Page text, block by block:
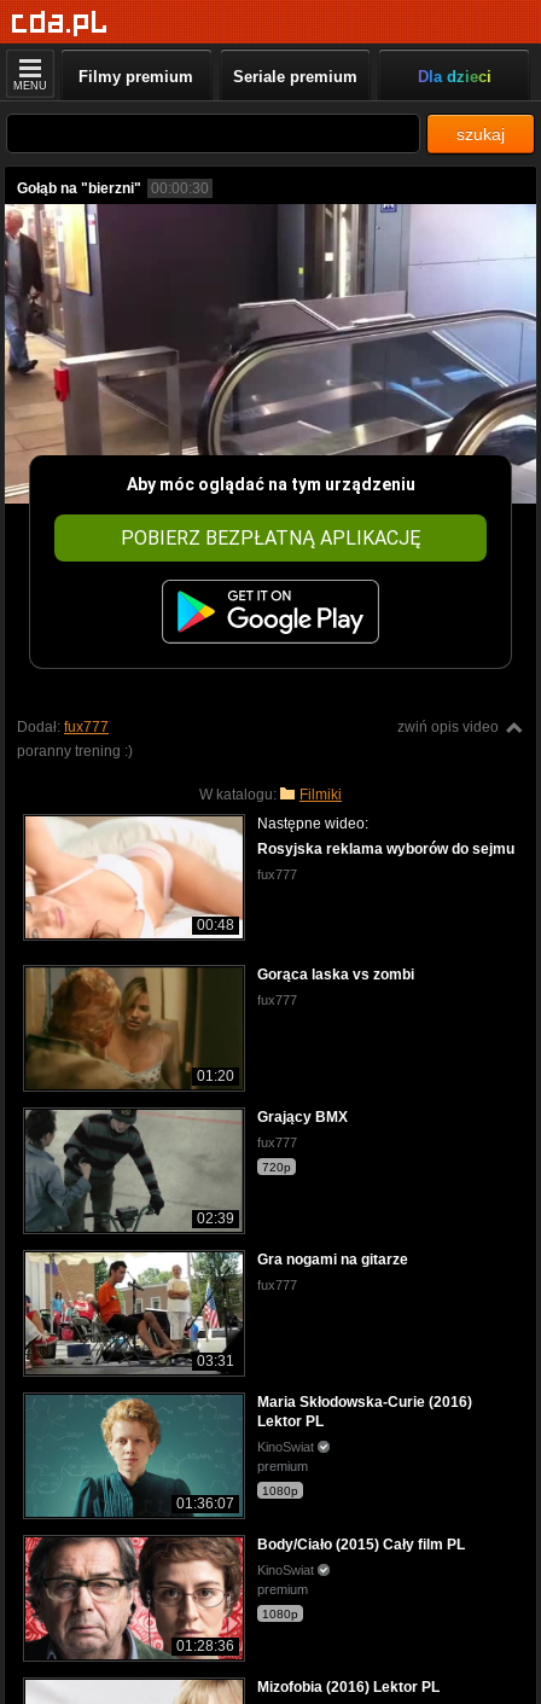
MENU Filmy premium Seriale premium Dla dzieci
szukaj
Gołąb na "bierzni" 00:00:30
Aby móc oglądać na tym urządzeniu
POBIERZ BEZPŁATNĄ APLIKACJĘ
zwiń opis video
Dodał: fux777
poranny trening :)
W katalogu: Filmiki
00:48
Następne wideo:
Rosyjska reklama wyborów do sejmu
fux777
01:20
Gorąca laska vs zombi
fux777
02:39
Grający BMX
fux777
720p
03:31
Gra nogami na gitarze
fux777
01:36:07
Maria Skłodowska-Curie (2016)
Lektor PL
KinoSwiat
premium
1080p
01:28:36
Body/Ciało (2015) Cały film PL
KinoSwiat
premium
1080p
Mizofobia (2016) Lektor PL